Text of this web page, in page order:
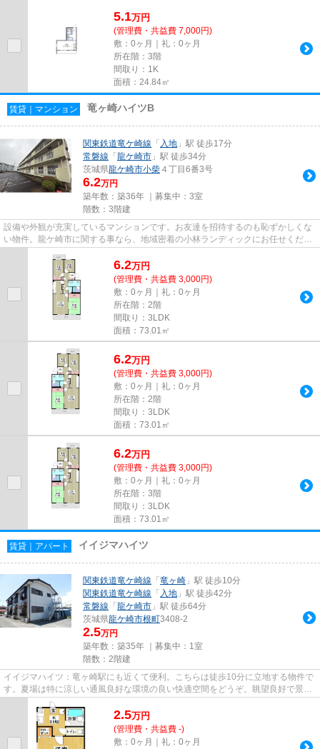
5.1万円
(管理費・共益費 7,000円)
敷：0ヶ月｜礼：0ヶ月
所在階：3階
間取り：1K
面積：24.84㎡
賃貸｜マンション 竜ヶ崎ハイツB
関東鉄道竜ケ崎線 「 入地 」駅 徒歩17分
常磐線 「 龍ケ崎市 」駅 徒歩34分
茨城県龍ケ崎市小柴 ４丁目6番3号
6.2万円
築年数：築36年 ｜募集中： 3室
階数：3階建
設備や外観が充実しているマンションです。お友達を招待するのも恥ずかしくな
い物件。龍ケ崎市に関する事なら、地域密着の小林ランディックにお任せくださ
6.2万円
(管理費・共益費 3,000円)
敷：0ヶ月｜礼：0ヶ月
所在階：2階
間取り：3LDK
面積：73.01㎡
6.2万円
(管理費・共益費 3,000円)
敷：0ヶ月｜礼：0ヶ月
所在階：2階
間取り：3LDK
面積：73.01㎡
6.2万円
(管理費・共益費 3,000円)
敷：0ヶ月｜礼：0ヶ月
所在階：3階
間取り：3LDK
面積：73.01㎡
賃貸｜アパート イイジマハイツ
関東鉄道竜ケ崎線 「 竜ヶ崎 」駅 徒歩10分
関東鉄道竜ケ崎線 「 入地 」駅 徒歩42分
常磐線 「 龍ケ崎市 」駅 徒歩64分
茨城県龍ケ崎市根町3408-2
2.5万円
築年数：築35年 ｜募集中： 1室
階数：2階建
イイジマハイツ：竜ヶ崎駅にも近くて便利。こちらは徒歩10分に立地する物件で
す。夏場は特に涼しい通風良好な環境の良い快適空間をどうぞ。眺望良好で景色
が楽しめます。当社は、お客...
2.5万円
(管理費・共益費 -)
敷：0ヶ月｜礼：0ヶ月